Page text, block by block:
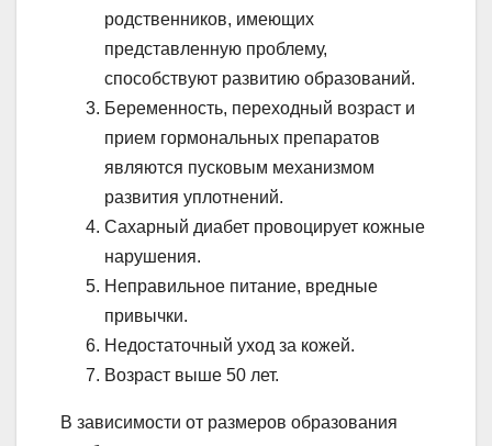
родственников, имеющих
представленную проблему,
способствуют развитию образований.
Беременность, переходный возраст и
прием гормональных препаратов
являются пусковым механизмом
развития уплотнений.
Сахарный диабет провоцирует кожные
нарушения.
Неправильное питание, вредные
привычки.
Недостаточный уход за кожей.
Возраст выше 50 лет.
В зависимости от размеров образования